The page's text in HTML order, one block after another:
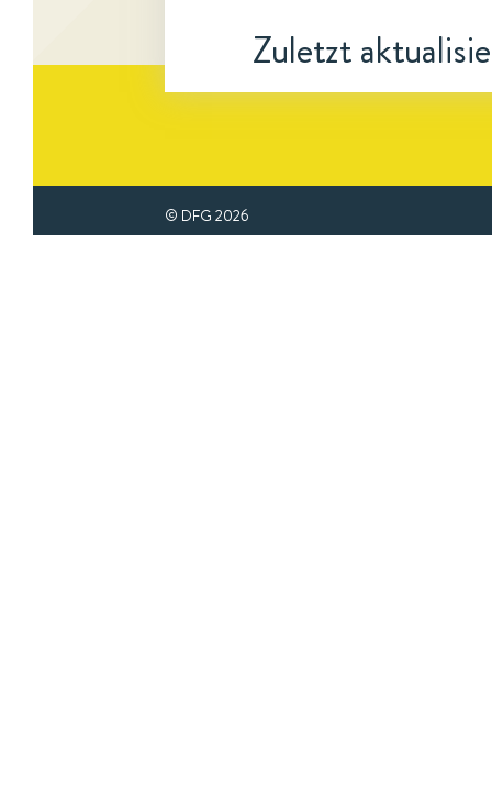
Zuletzt
© DFG 2026